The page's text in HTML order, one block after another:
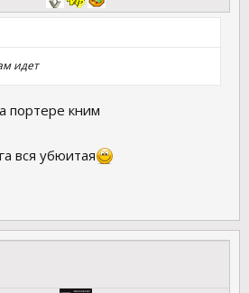
идет
портере кним
вся убюитая